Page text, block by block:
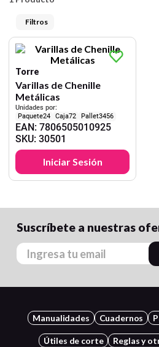
Torre
Varillas de Chenille
Metálicas
Unidades por:
24
72 3456
EAN:7806505010925
SKU:30501
Iniciar Sesión
Suscríbete a nuestras
Manualidades Cuadernos
Útiles de corte Reglas y
10. lapiz